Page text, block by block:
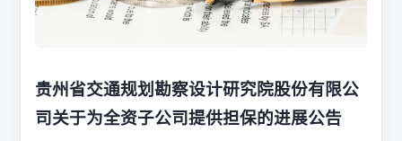
贵州省交通规划勘察设计研究院股份有限公
司关于为全资子公司提供担保的进展公告